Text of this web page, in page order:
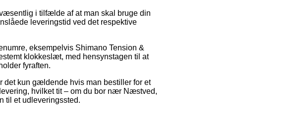
i tilfælde af at man skal bruge din
leveringstid ved det respektive
eksempelvis Shimano Tension &
klokkeslæt, med hensynstagen til at
fyraften.
det kun gældende hvis man bestiller for et
hvilket tit – om du bor nær Næstved,
til et udleveringssted.